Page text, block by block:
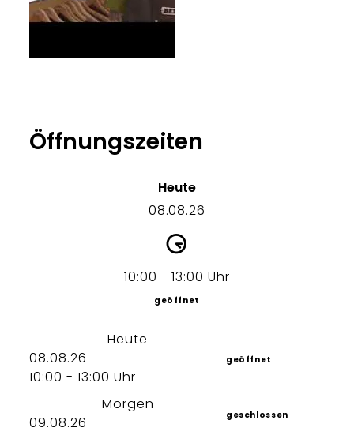
Öffnungszeiten
Heute
08.08.26
10:00 - 13:00 Uhr
geöffnet
Heute
08.08.26
10:00 - 13:00 Uhr
geöffnet
Morgen
09.08.26
geschlossen